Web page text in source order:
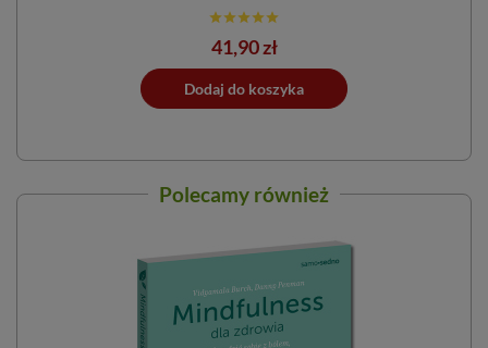
Cena
41,90 zł
Dodaj do koszyka
Polecamy również